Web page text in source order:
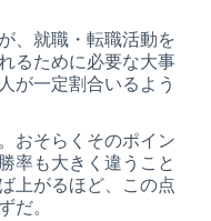
、就職・転職活動を
るために必要な大事
が一定割合いるよう
おそらくそのポイン
率も大きく違うこと
上がるほど、この点
だ。